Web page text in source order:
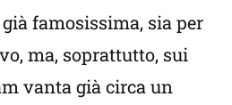
famosissima, sia per
ma, soprattutto, sui
vanta già circa un